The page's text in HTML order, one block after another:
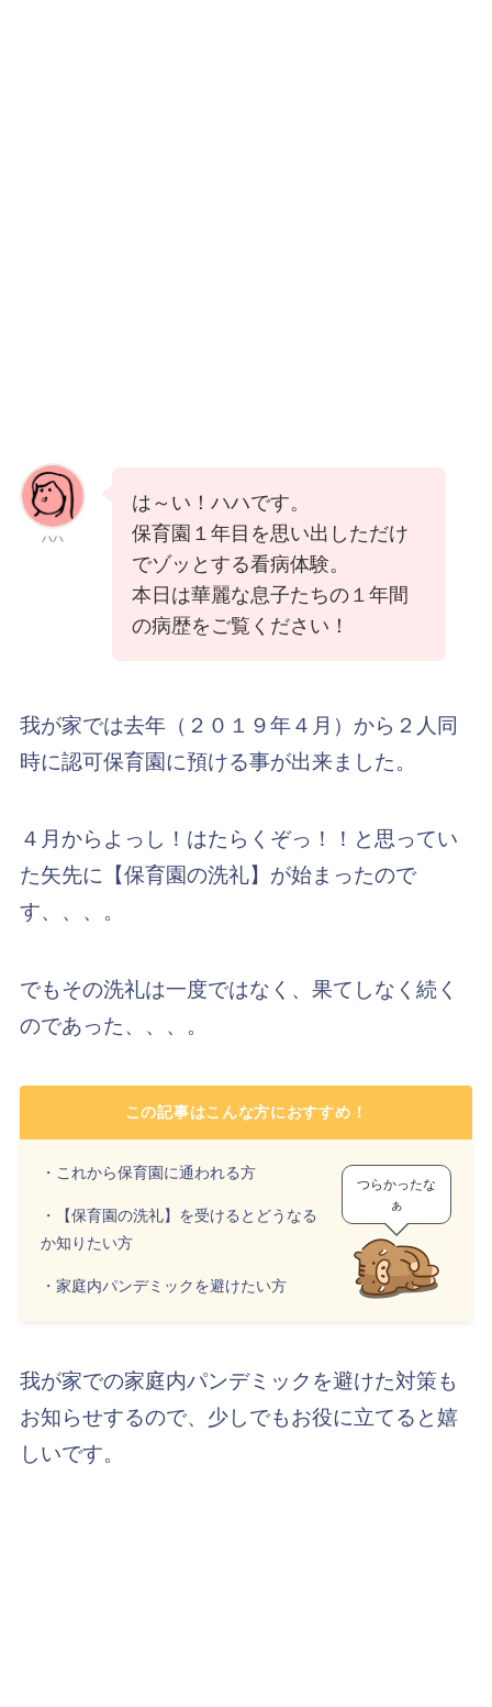
ハハ
は～い！ハハです。
保育園１年目を思い出しただけ
でゾッとする看病体験。
本日は華麗な息子たちの１年間
の病歴をご覧ください！
我が家では去年（２０１９年４月）から２人同
時に認可保育園に預ける事が出来ました。
４月からよっし！はたらくぞっ！！と思ってい
た矢先に【保育園の洗礼】が始まったので
す、、、。
でもその洗礼は一度ではなく、果てしなく続く
のであった、、、。
この記事はこんな方におすすめ！
・これから保育園に通われる方
・【保育園の洗礼】を受けるとどうなる
か知りたい方
・家庭内パンデミックを避けたい方
つらかったな
ぁ
我が家での家庭内パンデミックを避けた対策も
お知らせするので、少しでもお役に立てると嬉
しいです。